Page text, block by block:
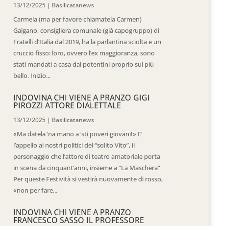
13/12/2025 | Basilicatanews
Carmela (ma per favore chiamatela Carmen)
Galgano, consigliera comunale (già capogruppo) di
Fratelli d’Italia dal 2019, ha la parlantina sciolta e un
cruccio fisso: loro, ovvero l’ex maggioranza, sono
stati mandati a casa dai potentini proprio sul più
bello. Inizio...
INDOVINA CHI VIENE A PRANZO GIGI
PIROZZI ATTORE DIALETTALE
13/12/2025 | Basilicatanews
«Ma datela ‘na mano a ‘sti poveri giovani!» E’
l’appello ai nostri politici del “solito Vito”, il
personaggio che l’attore di teatro amatoriale porta
in scena da cinquant’anni, insieme a “La Maschera”
Per queste Festività si vestirà nuovamente di rosso,
«non per fare...
INDOVINA CHI VIENE A PRANZO
FRANCESCO SASSO IL PROFESSORE